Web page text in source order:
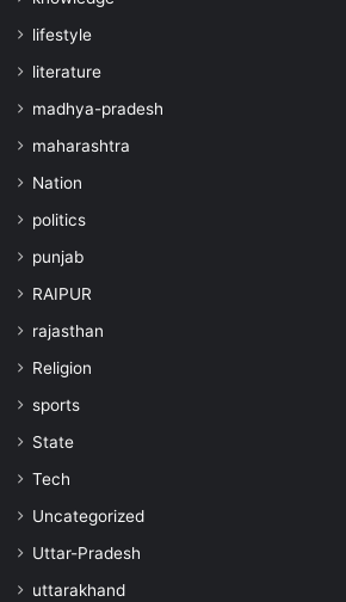
lifestyle
literature
madhya-pradesh
maharashtra
Nation
politics
punjab
RAIPUR
rajasthan
Religion
sports
State
Tech
Uncategorized
Uttar-Pradesh
uttarakhand